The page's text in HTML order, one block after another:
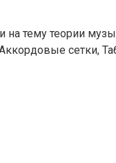
на тему теории
сетки,